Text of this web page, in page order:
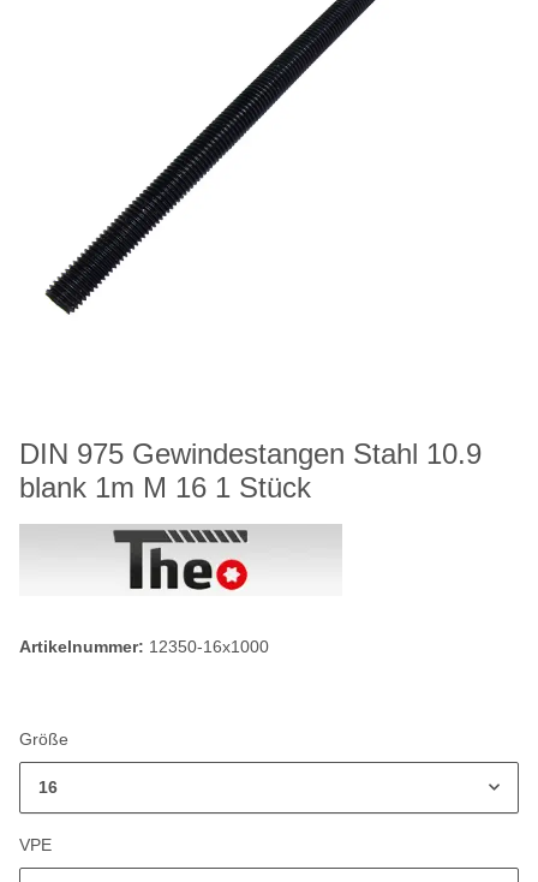
DIN 975 Gewindestangen Stahl 10.9
blank 1m M 16 1 Stück
Artikelnummer: 12350-16x1000
Größe
16
VPE